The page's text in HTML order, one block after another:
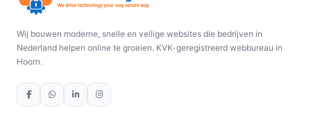
Wij bouwen moderne, snelle en veilige websites die bedrijven in
Nederland helpen online te groeien. KVK-geregistreerd webbureau in
Hoorn.